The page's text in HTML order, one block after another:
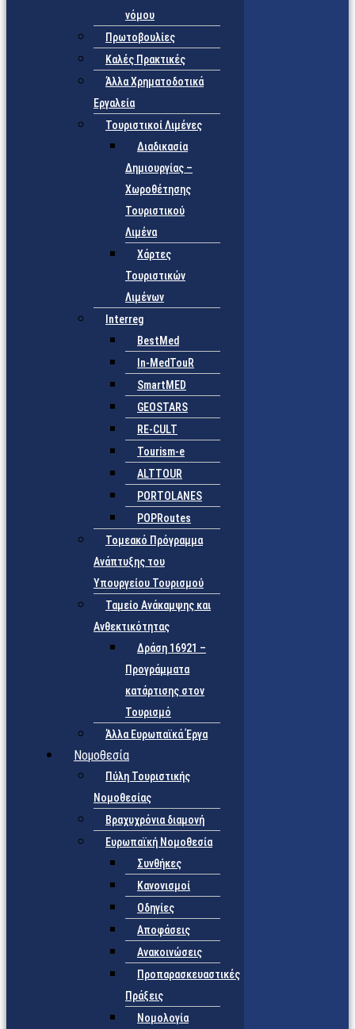
νόμου
Πρωτοβουλίες
Καλές Πρακτικές
Άλλα Χρηματοδοτικά
Εργαλεία
Τουριστικοί Λιμένες
Διαδικασία
Δημιουργίας –
Χωροθέτησης
Τουριστικού
Λιμένα
Χάρτες
Τουριστικών
Λιμένων
Interreg
BestMed
In-MedTouR
SmartMED
GEOSTARS
RE-CULT
Tourism-e
ALTTOUR
PORTOLANES
POPRoutes
Τομεακό Πρόγραμμα
Ανάπτυξης του
Υπουργείου Τουρισμού
Ταμείο Ανάκαμψης και
Ανθεκτικότητας
Δράση 16921 –
Προγράμματα
κατάρτισης στον
Τουρισμό
Άλλα Ευρωπαϊκά Έργα
Νομοθεσία
Πύλη Τουριστικής
Νομοθεσίας
Βραχυχρόνια διαμονή
Ευρωπαϊκή Νομοθεσία
Συνθήκες
Κανονισμοί
Οδηγίες
Αποφάσεις
Ανακοινώσεις
Προπαρασκευαστικές
Πράξεις
Νομολογία